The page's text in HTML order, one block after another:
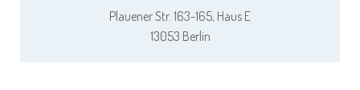
Plauener Str. 163-165, Haus E
13053 Berlin